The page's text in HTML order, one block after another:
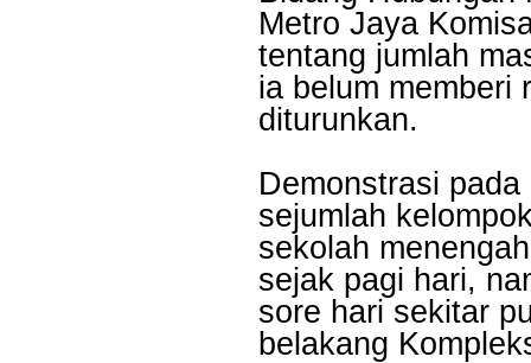
Metro Jaya
tentang jumlah
ia belum memberi
diturunkan.
Demonstrasi
sejumlah
sekolah
sejak pagi hari,
sore hari sekitar
belakang